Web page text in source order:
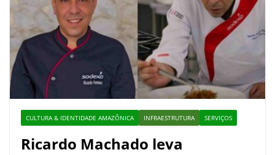
CULTURA & IDENTIDADE AMAZÔNICA INFRAESTRUTURA SERVIÇOS
Ricardo Machado leva